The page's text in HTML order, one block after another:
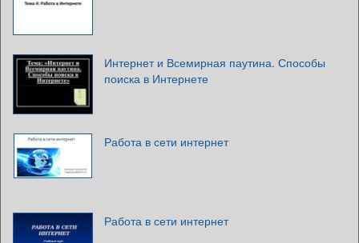
Интернет и Всемирная паутина. Способы
поиска в Интернете
Работа в сети интернет
Работа в сети интернет